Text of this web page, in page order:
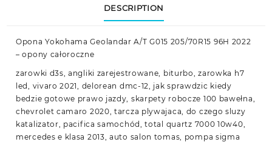
DESCRIPTION
Opona Yokohama Geolandar A/T G015 205/70R15 96H 2022
– opony całoroczne
zarowki d3s, angliki zarejestrowane, biturbo, zarowka h7
led, vivaro 2021, delorean dmc-12, jak sprawdzic kiedy
bedzie gotowe prawo jazdy, skarpety robocze 100 bawełna,
chevrolet camaro 2020, tarcza plywajaca, do czego sluzy
katalizator, pacifica samochód, total quartz 7000 10w40,
mercedes e klasa 2013, auto salon tomas, pompa sigma